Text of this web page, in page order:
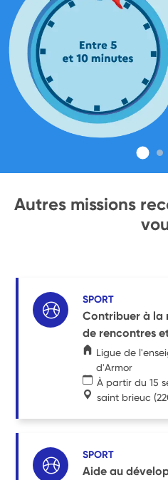
Autres missions
SPORT
Contribuer à la
de rencontres
Ligue de
d'Armor
À partir du 15
saint brieuc
SPORT
Aide au